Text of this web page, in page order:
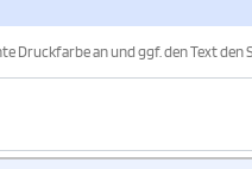
Druckfarbe an und ggf. den Text den